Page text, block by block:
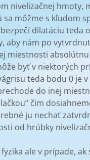
nivelizačnej hmoty,
sa môžme s kľudom
dilatáciu
aby nám po
miestnosti
byť v niektorých
teda bodu 0
do inej
čim
ju nechať
od hrúbky
ale v prípade,